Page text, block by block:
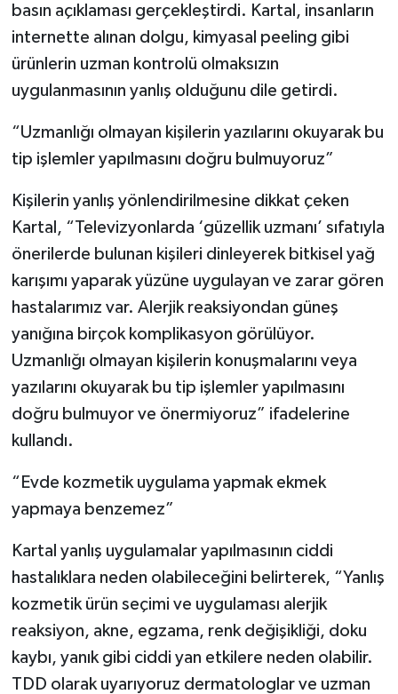
basın açıklaması gerçekleştirdi. Kartal, insanların
internette alınan dolgu, kimyasal peeling gibi
ürünlerin uzman kontrolü olmaksızın
uygulanmasının yanlış olduğunu dile getirdi.
“Uzmanlığı olmayan kişilerin yazılarını okuyarak bu
tip işlemler yapılmasını doğru bulmuyoruz”
Kişilerin yanlış yönlendirilmesine dikkat çeken
Kartal, “Televizyonlarda ‘güzellik uzmanı’ sıfatıyla
önerilerde bulunan kişileri dinleyerek bitkisel yağ
karışımı yaparak yüzüne uygulayan ve zarar gören
hastalarımız var. Alerjik reaksiyondan güneş
yanığına birçok komplikasyon görülüyor.
Uzmanlığı olmayan kişilerin konuşmalarını veya
yazılarını okuyarak bu tip işlemler yapılmasını
doğru bulmuyor ve önermiyoruz” ifadelerine
kullandı.
“Evde kozmetik uygulama yapmak ekmek
yapmaya benzemez”
Kartal yanlış uygulamalar yapılmasının ciddi
hastalıklara neden olabileceğini belirterek, “Yanlış
kozmetik ürün seçimi ve uygulaması alerjik
reaksiyon, akne, egzama, renk değişikliği, doku
kaybı, yanık gibi ciddi yan etkilere neden olabilir.
TDD olarak uyarıyoruz dermatologlar ve uzman